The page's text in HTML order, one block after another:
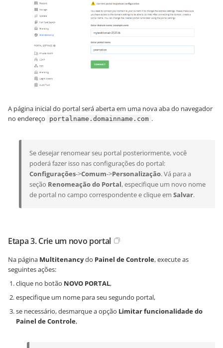
A página inicial do portal será aberta em uma nova aba do navegador
no endereço
portalname.domainname.com .
Se desejar renomear seu portal posteriormente, você
poderá fazer isso nas configurações do portal:
Configurações->Comum->Personalização. Vá para a
seção Renomeação do Portal, especifique um novo nome
de portal no campo correspondente e clique em Salvar.
Etapa 3. Crie um novo portal
Na página Multitenancydo Painel de Controle, execute as
seguintes ações:
clique no botão NOVO PORTAL,
especifique um nome para seu segundo portal,
se necessário, desmarque a opção Limitar funcionalidade do
Painel de Controle,